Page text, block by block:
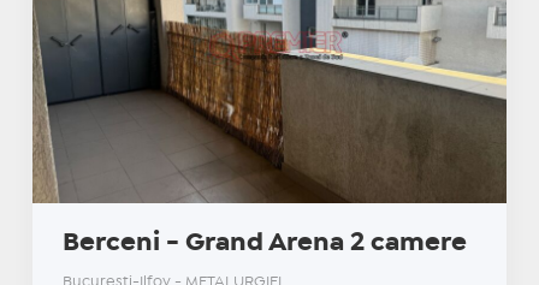
Berceni - Grand Arena 2 camere
Bucuresti-Ilfov - METALURGIEI